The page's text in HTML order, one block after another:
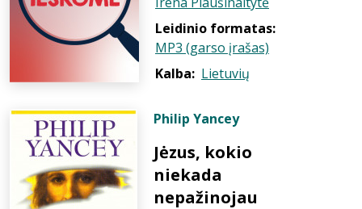
Leidinio formatas:
MP3 (garso įrašas)
Kalba: Lietuvių
Philip Yancey
Jėzus, kokio
niekada
nepažinojau